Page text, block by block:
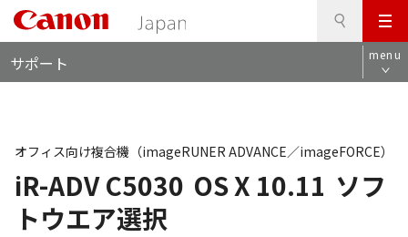
メ
ニ
ュ
サポート menu
iR-ADV C5030 OS X 10.11 ソフ
トウエア選択
オフィス向け複合機（imageRUNER ADVANCE／imageFORCE）